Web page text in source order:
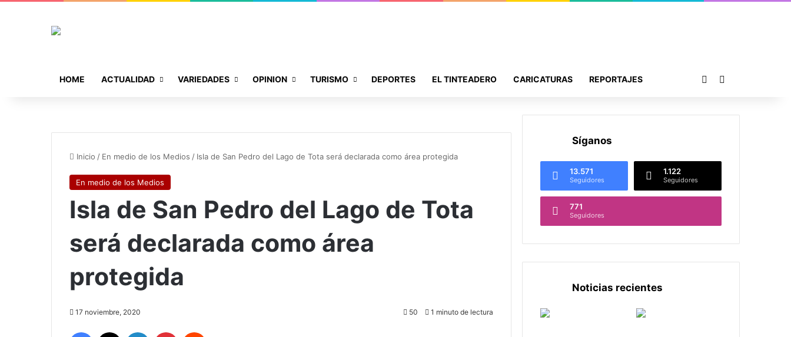
HOME ACTUALIDAD VARIEDADES OPINION TURISMO DEPORTES EL TINTEADERO CARICATURAS REPORTAJES Publicación al azar
Inicio / En medio de los Medios / Isla de San Pedro del Lago de Tota será declarada como área protegida
En medio de los Medios
Isla de San Pedro del Lago de Tota
será declarada como área
protegida
17 noviembre, 2020 50 1 minuto de lectura
Facebook LinkedIn Pinterest
Síganos
13.571
Seguidores
1.122
Seguidores
771
Seguidores
Noticias recientes